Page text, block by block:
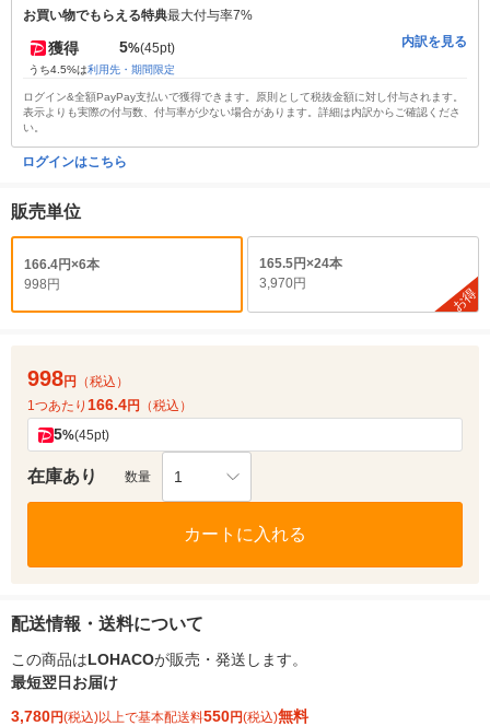
お買い物でもらえる特典最大付与率7%
獲得 5%(45pt)
うち4.5%は利用先・期間限定
内訳を見る
ログイン&全額PayPay支払いで獲得できます。原則として税抜金額に対し付与されます。
表示よりも実際の付与数、付与率が少ない場合があります。詳細は内訳からご確認くださ
い。
ログインはこちら
販売単位
166.4円×6本
998円
165.5円×24本
3,970円
お得
998円
（税込）
1つあたり 166.4円 （税込）
5%(45pt)
在庫あり 数量 1
カートに入れる
配送情報・送料について
この商品はLOHACOが販売・発送します。
最短翌日お届け
3,780円(税込)以上で基本配送料550円(税込)無料